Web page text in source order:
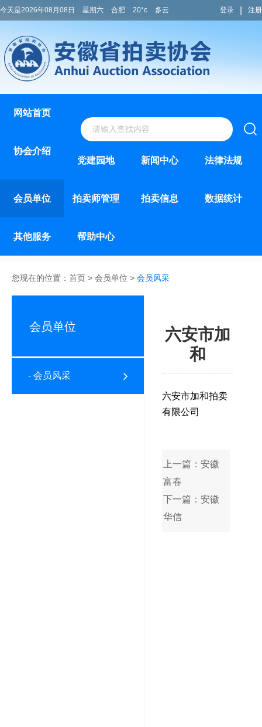
今天是2026年08月08日 星期六 合肥 20°c 多云 登录 注册
网站首页
协会介绍
党建园地
新闻中心 法律法规
会员单位 拍卖师管理 拍卖信息 数据统计
其他服务 帮助中心
您现在的位置： 首页 > 会员单位 > 会员风采
会员单位
- 会员风采
六安市加
和
六安市加和拍卖
有限公司
上一篇：安徽
富春
下一篇：安徽
华信